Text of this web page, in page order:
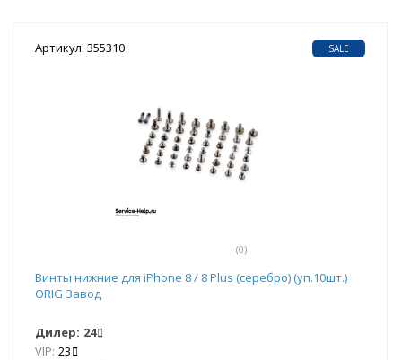
Артикул: 355310
(0)
SALE
Винты нижние для iPhone 8 / 8 Plus (серебро) (уп.10шт.)
ORIG Завод
Дилер: 24
VIP: 23